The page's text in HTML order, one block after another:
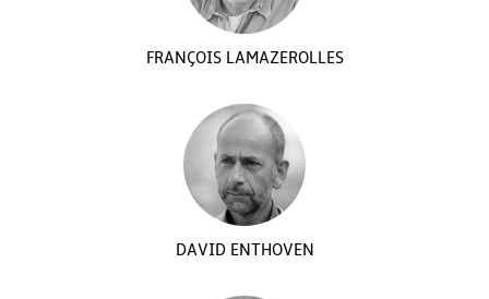
FRANÇOIS LAMAZEROLLES
DAVID ENTHOVEN